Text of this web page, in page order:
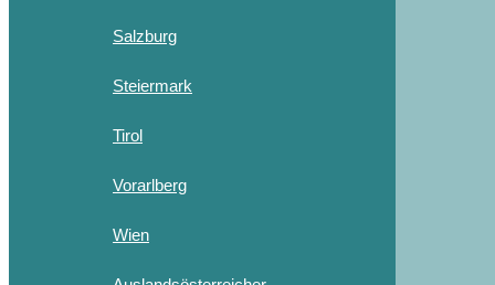
Salzburg
Steiermark
Tirol
Vorarlberg
Wien